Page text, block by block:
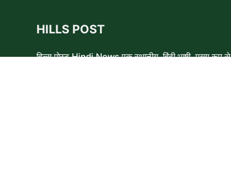
HILLS POST
हिल्स पोस्ट Hindi News एक स्थानीय, हिंदी भाषी, मुख्य रूप से